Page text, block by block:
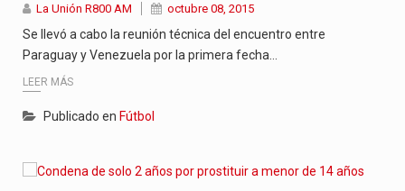
La Unión R800 AM octubre 08, 2015
Se llevó a cabo la reunión técnica del encuentro entre
Paraguay y Venezuela por la primera fecha…
LEER MÁS
Publicado en Fútbol